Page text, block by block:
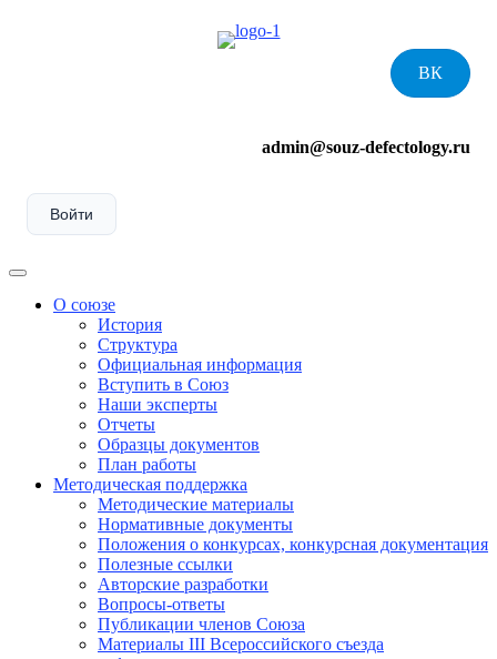
ВК
admin@souz-defectology.ru
Войти
Menu
О союзе
История
Структура
Официальная информация
Вступить в Союз
Наши эксперты
Отчеты
Образцы документов
План работы
Методическая поддержка
Методические материалы
Нормативные документы
Положения о конкурсах, конкурсная документация
Полезные ссылки
Авторские разработки
Вопросы-ответы
Публикации членов Союза
Материалы III Всероссийского съезда